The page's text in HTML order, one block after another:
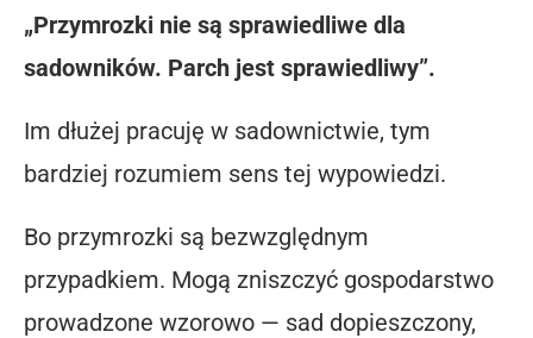
„Przymrozki nie są sprawiedliwe dla
sadowników. Parch jest sprawiedliwy”.
Im dłużej pracuję w sadownictwie, tym
bardziej rozumiem sens tej wypowiedzi.
Bo przymrozki są bezwzględnym
przypadkiem. Mogą zniszczyć gospodarstwo
prowadzone wzorowo — sad dopieszczony,